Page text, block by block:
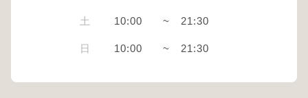
土 10:00 ~ 21:30
日 10:00 ~ 21:30